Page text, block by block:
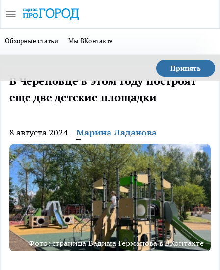
Обзорные статьи Мы ВКонтакте
Принять
В Череповце в этом году построят
еще две детские площадки
8 августа 2024 Марина Ладанова
Фото: страница Вадима Германова в ВКонтакте